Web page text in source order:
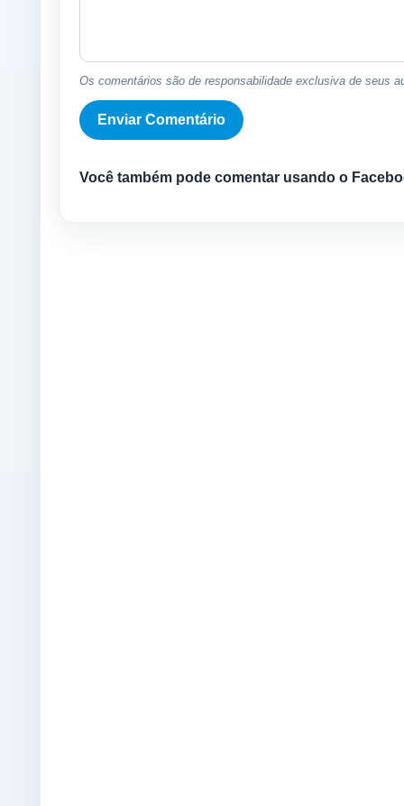
Os comentários são de responsabilidade exclusiva de seus
Você também pode comentar usando o